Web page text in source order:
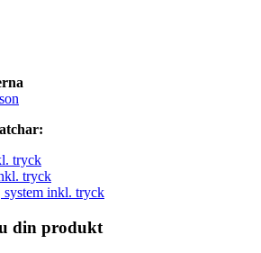
tryck
tryck
system inkl. tryck
din produkt